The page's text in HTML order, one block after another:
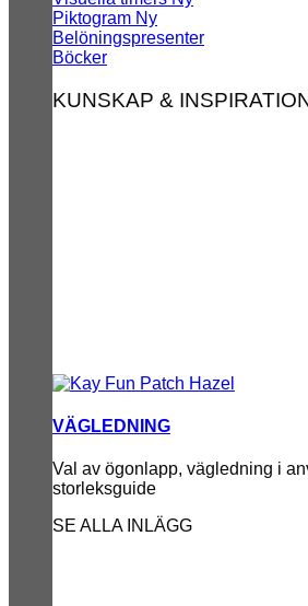
Piktogram
Belöningspresenter
Böcker
KUNSKAP &
VÄGLEDNING
Val av ögonlapp, vägledning i
storleksguide
SE ALLA INLÄGG